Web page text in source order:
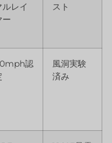
ルレイ
ー
スト
認
風洞実験
済み